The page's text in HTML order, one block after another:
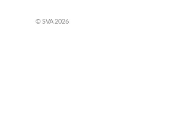
© SVA 2026